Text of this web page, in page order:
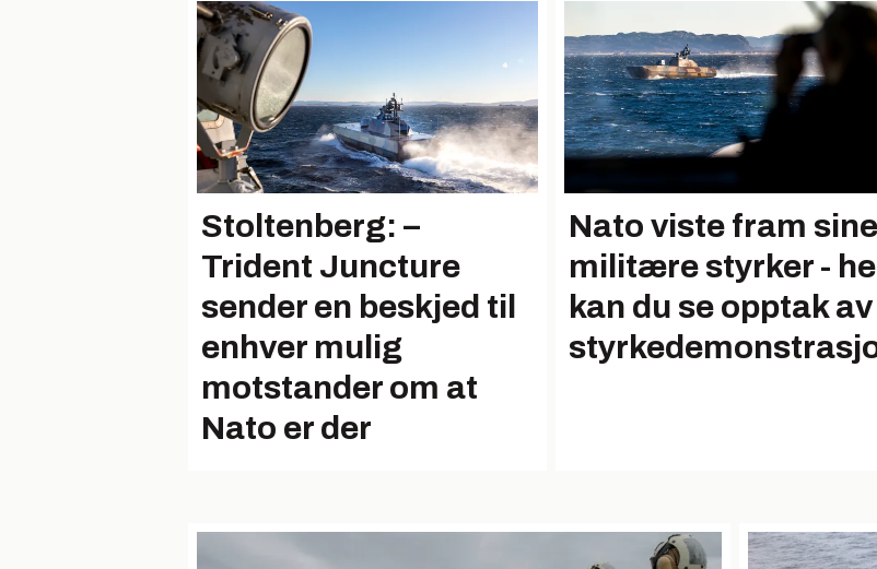
Stoltenberg: –
Trident Juncture
sender en beskjed til
enhver mulig
motstander om at
Nato er der
Nato viste fram sine
militære styrker -
kan du se opptak av